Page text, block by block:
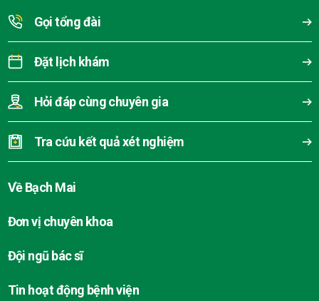
Gọi tổng đài
Đặt lịch khám
Hỏi đáp cùng chuyên gia
Tra cứu kết quả xét nghiệm
Về Bạch Mai
Đơn vị chuyên khoa
Đội ngũ bác sĩ
Tin hoạt động bệnh viện